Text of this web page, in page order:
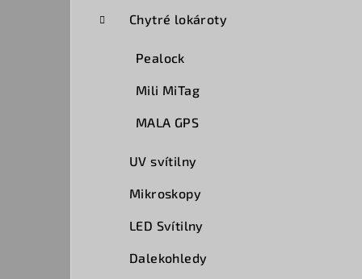
Chytré lokároty
Pealock
Mili MiTag
MALA GPS
UV svítilny
Mikroskopy
LED Svítilny
Dalekohledy